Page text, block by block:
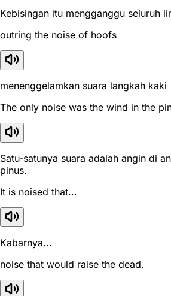
Kebisingan itu mengganggu seluruh
outring the noise of hoofs
menenggelamkan suara langkah kaki
The only noise was the wind in the
Satu-satunya suara adalah angin di
pinus.
It is noised that...
Kabarnya...
noise that would raise the dead.